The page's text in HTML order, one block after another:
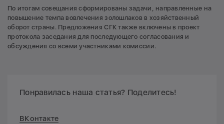
По итогам совещания сформированы задачи, направленные на
повышение темпа вовлечения золошлаков в хозяйственный
оборот страны. Предложения СГК также включены в проект
протокола заседания для последующего согласования и
обсуждения со всеми участниками комиссии.
Понравилась наша статья? Поделитесь!
ВКонтакте